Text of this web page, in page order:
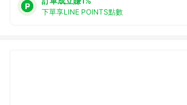
下單享LINE POINTS點數